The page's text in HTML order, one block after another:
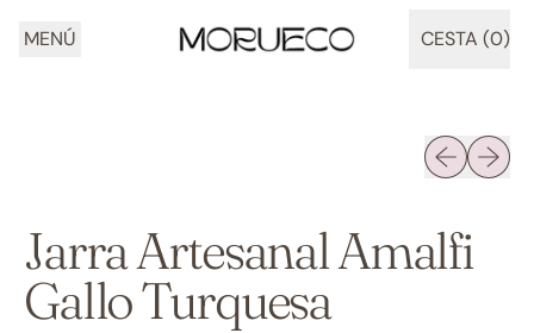
MENÚ CESTA (0)
ARTÍCULOS
Diapositiva
Jarra Artesanal Amalfi
Gallo Turquesa